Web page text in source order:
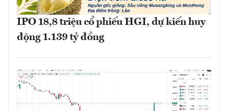
IPO 18,8 triệu cổ phiếu HGI, dự kiến huy
động 1.139 tỷ đồng